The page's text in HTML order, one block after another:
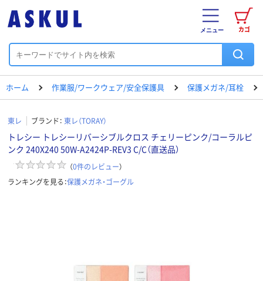
カゴ
メニュー
ホーム 作業服/ワークウェア/安全保護具 保護メガネ/耳栓
東レ ブランド： 東レ（TORAY）
トレシー トレシーリバーシブルクロス チェリーピンク/コーラルピ
ンク 240X240 50W-A2424P-REV3 C/C（直送品）
（0件のレビュー）
ランキングを見る：保護メガネ・ゴーグル